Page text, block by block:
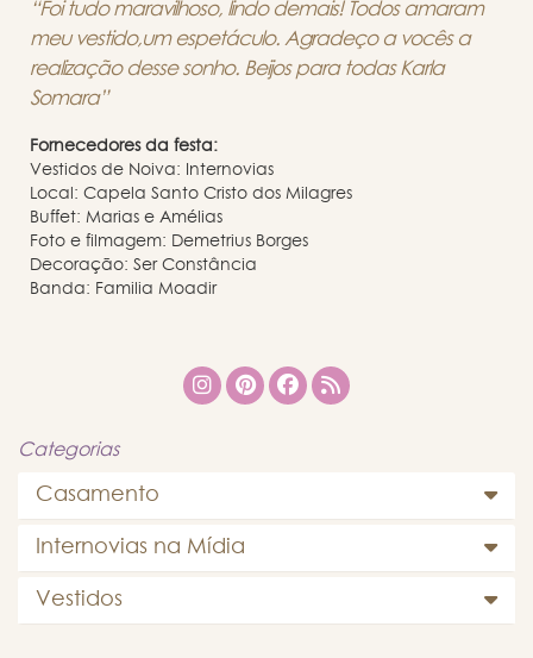
“Foi tudo maravilhoso, lindo demais! Todos amaram
meu vestido,um espetáculo. Agradeço a vocês a
realização desse sonho. Beijos para todas Karla
Somara”
Fornecedores da festa:
Vestidos de Noiva: Internovias
Local: Capela Santo Cristo dos Milagres
Buffet: Marias e Amélias
Foto e filmagem: Demetrius Borges
Decoração: Ser Constância
Banda: Familia Moadir
Categorias
Casamento
Internovias na Mídia
Vestidos